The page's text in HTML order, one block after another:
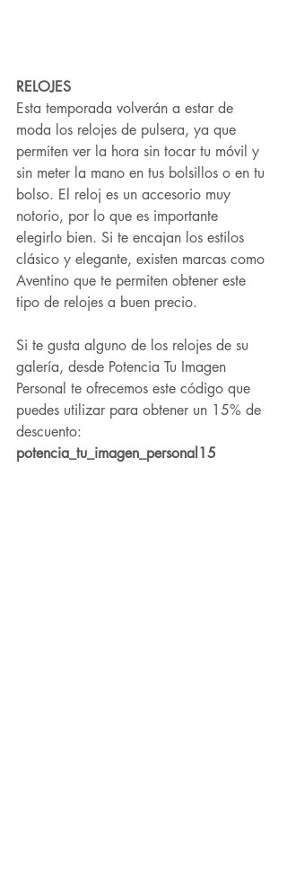
RELOJES
Esta temporada volverán a estar de
moda los relojes de pulsera, ya que
permiten ver la hora sin tocar tu móvil y
sin meter la mano en tus bolsillos o en tu
bolso. El reloj es un accesorio muy
notorio, por lo que es importante
elegirlo bien. Si te encajan los estilos
clásico y elegante, existen marcas como
Aventino que te permiten obtener este
tipo de relojes a buen precio.
Si te gusta alguno de los relojes de su
galería, desde Potencia Tu Imagen
Personal te ofrecemos este código que
puedes utilizar para obtener un 15% de
descuento:
potencia_tu_imagen_personal15